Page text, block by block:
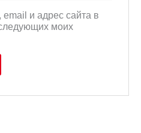
и адрес сайта в
моих